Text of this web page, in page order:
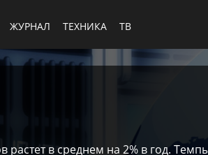
ЖУРНАЛ ТЕХНИКА ТВ
в среднем на 2% в год.